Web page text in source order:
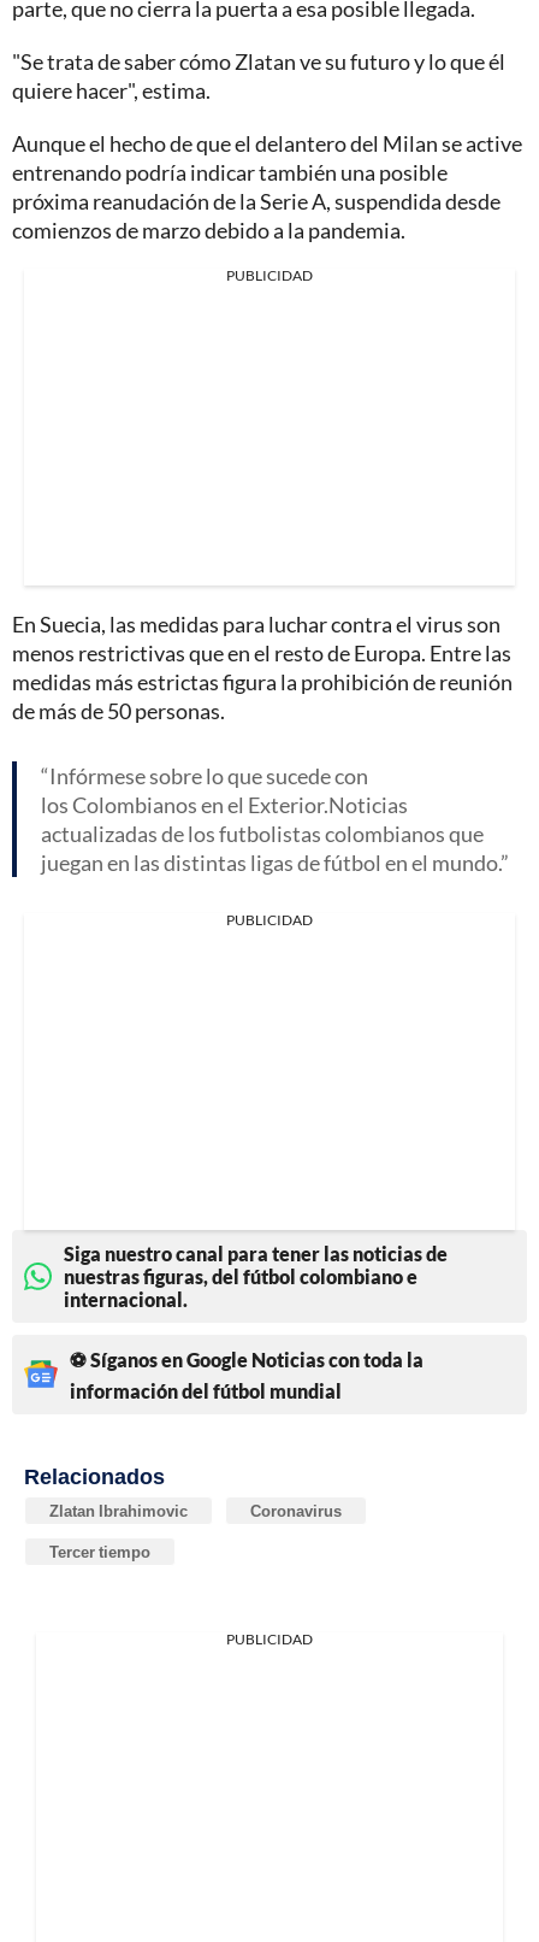
parte, que no cierra la puerta a esa posible llegada.
"Se trata de saber cómo Zlatan ve su futuro y lo que él
quiere hacer", estima.
Aunque el hecho de que el delantero del Milan se active
entrenando podría indicar también una posible
próxima reanudación de la Serie A, suspendida desde
comienzos de marzo debido a la pandemia.
PUBLICIDAD
En Suecia, las medidas para luchar contra el virus son
menos restrictivas que en el resto de Europa. Entre las
medidas más estrictas figura la prohibición de reunión
de más de 50 personas.
Infórmese sobre lo que sucede con
los Colombianos en el Exterior.Noticias
actualizadas de los futbolistas colombianos que
juegan en las distintas ligas de fútbol en el mundo.
PUBLICIDAD
Siga nuestro canal para tener las noticias de
nuestras figuras, del fútbol colombiano e
internacional.
⚽ Síganos en Google Noticias con toda la
información del fútbol mundial
Relacionados
Zlatan Ibrahimovic Coronavirus
Tercer tiempo
PUBLICIDAD